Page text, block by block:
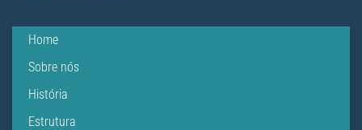
Home
Sobre nós
História
Estrutura